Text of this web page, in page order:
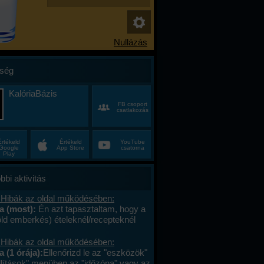
KalóriaBázis
FB csoport
csatlakozás
Play
Értékeld
App Store
YouTube
csatorna
aktivitás
az oldal működésében:
(most): Én azt tapasztaltam, hogy a
emberkés) ételeknél/recepteknél
Viszont (szerintem) nem kell/érdemes
közösbe ajánlani
huszadszor ami egyszer már fent
az oldal működésében:
(1 órája):Ellenőrizd le az "eszközök"